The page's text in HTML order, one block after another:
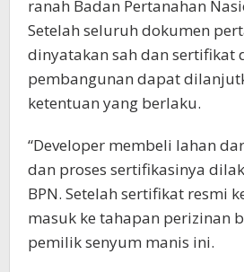
ranah Badan Pertanahan
Setelah seluruh dokumen
dinyatakan sah dan sertifikat
pembangunan dapat
ketentuan yang berlaku.
“Developer membeli lahan
dan proses sertifikasinya
BPN. Setelah sertifikat resmi
masuk ke tahapan perizinan
pemilik senyum manis ini.